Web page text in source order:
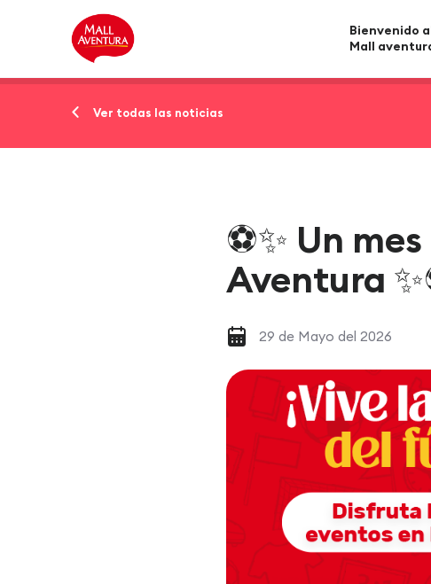
Bienvenido
Mall
Ver todas las noticias
⚽✨ Un
Aventura
29 de Mayo del 2026